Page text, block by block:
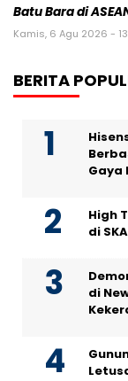
Batu Bara di
Kamis, 6 Agu 2026 -
BERITA
Gaya
High
di
di